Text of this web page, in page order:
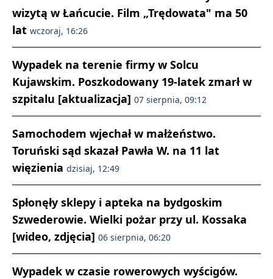
wizytą w Łańcucie. Film „Trędowata" ma 50
lat wczoraj, 16:26
Wypadek na terenie firmy w Solcu
Kujawskim. Poszkodowany 19-latek zmarł w
szpitalu [aktualizacja] 07 sierpnia, 09:12
Samochodem wjechał w małżeństwo.
Toruński sąd skazał Pawła W. na 11 lat
więzienia dzisiaj, 12:49
Spłonęły sklepy i apteka na bydgoskim
Szwederowie. Wielki pożar przy ul. Kossaka
[wideo, zdjęcia] 06 sierpnia, 06:20
Wypadek w czasie rowerowych wyścigów.